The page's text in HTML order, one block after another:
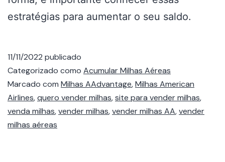
estratégias para aumentar o seu saldo.
11/11/2022 publicado
Categorizado como Acumular Milhas Aéreas
Marcado com Milhas AAdvantage,Milhas American
Airlines,quero vender milhas,site para vender milhas,
venda milhas,vender milhas,vender milhas AA,vender
milhas aéreas